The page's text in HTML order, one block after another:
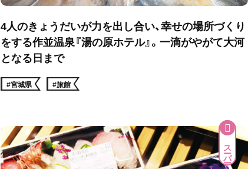
4人のきょうだいが力を出し合い、幸せの場所づくり
をする作並温泉『湯の原ホテル』。一滴がやがて大河
となる日まで
#宮城県 #旅館
スーパー